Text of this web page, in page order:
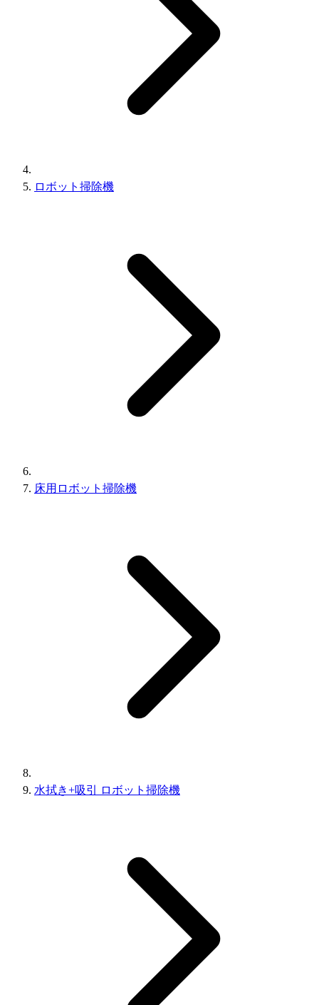
ロボット掃除機
床用ロボット掃除機
水拭き+吸引 ロボット掃除機